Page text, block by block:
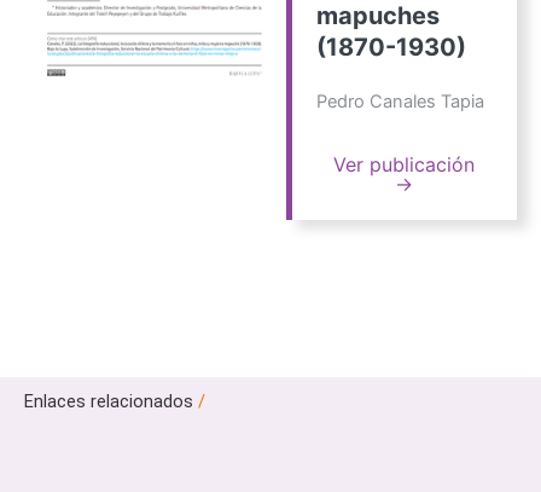
mapuches
(1870-1930)
Pedro Canales Tapia
Ver publicación
→
Enlaces relacionados /